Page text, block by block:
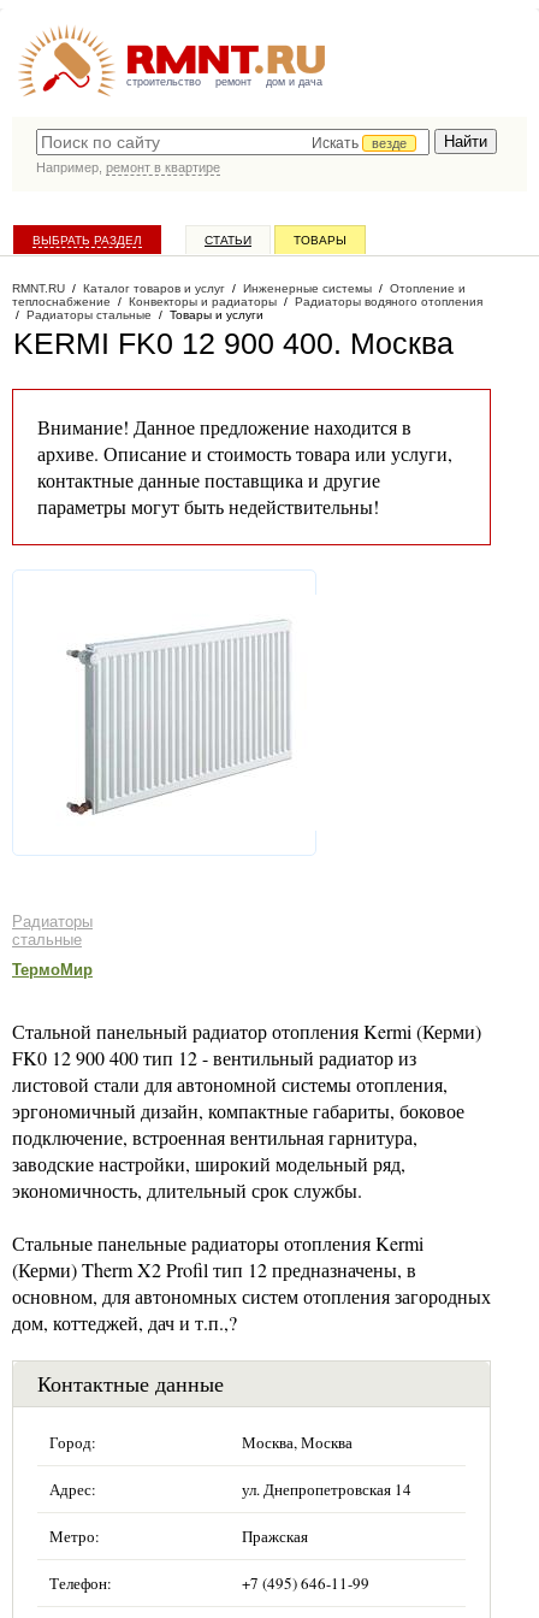
строительство ремонт дом и дача
Искать
везде
Например, ремонт в квартире
ВЫБРАТЬ РАЗДЕЛ СТАТЬИ ТОВАРЫ
RMNT.RU / Каталог товаров и услуг / Инженерные системы / Отопление и
теплоснабжение / Конвекторы и радиаторы / Радиаторы водяного отопления
/ Радиаторы стальные / Товары и услуги
KERMI FK0 12 900 400. Москва
Внимание! Данное предложение находится в
архиве. Описание и стоимость товара или услуги,
контактные данные поставщика и другие
параметры могут быть недействительны!
Радиаторы
стальные
ТермоМир
Стальной панельный радиатор отопления Kermi (Керми)
FK0 12 900 400 тип 12 - вентильный радиатор из
листовой стали для автономной системы отопления,
эргономичный дизайн, компактные габариты, боковое
подключение, встроенная вентильная гарнитура,
заводские настройки, широкий модельный ряд,
экономичность, длительный срок службы.
Стальные панельные радиаторы отопления Kermi
(Керми) Therm X2 Profil тип 12 предназначены, в
основном, для автономных систем отопления загородных
дом, коттеджей, дач и т.п.,?
Контактные данные
Город: Москва, Москва
Адрес: ул. Днепропетровская 14
Метро: Пражская
Телефон: +7 (495) 646-11-99